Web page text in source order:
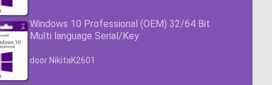
Windows 10 Professional (OEM) 32/64 Bit
Multi language Serial/Key
Waardering4.63
door NikitaK2601